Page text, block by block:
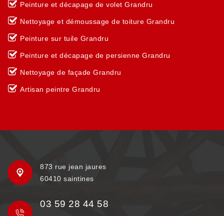
Peinture et décapage de volet Grandru
Nettoyage et démoussage de toiture Grandru
Peinture sur tuile Grandru
Peinture et décapage de persienne Grandru
Nettoyage de façade Grandru
Artisan peintre Grandru
873 rue jean jaures
60410 saintines
03 59 28 44 58